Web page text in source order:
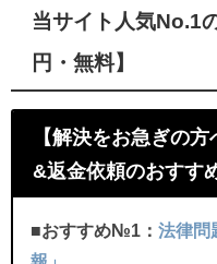
当サイト人気No.1
円・無料】
【解決をお急ぎの
&返金依頼のおすす
■おすすめ№1： 法律問